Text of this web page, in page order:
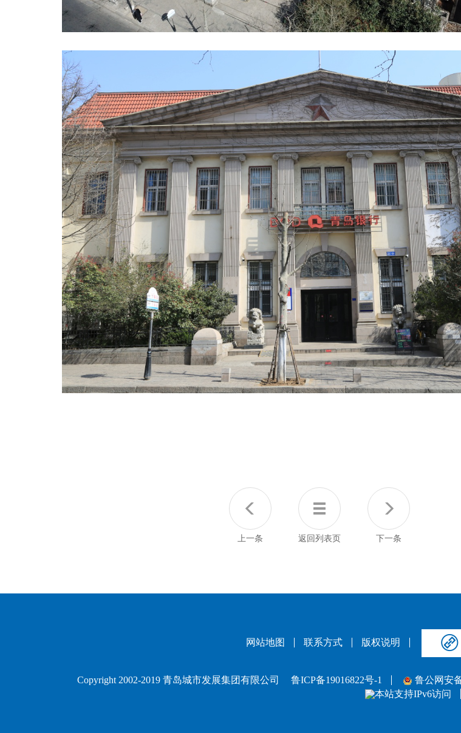
上一条 返回列表页 下一条
网站地图 联系方式 版权说明
Copyright 2002-2019 青岛城市发展集团有限公司 鲁ICP备19016822号-1 鲁公网安